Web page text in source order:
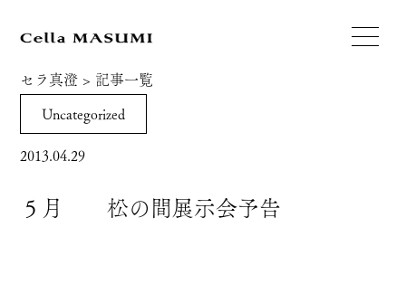
セラ真澄 > 記事一覧
Uncategorized
2013.04.29
５月 松の間展示会予告